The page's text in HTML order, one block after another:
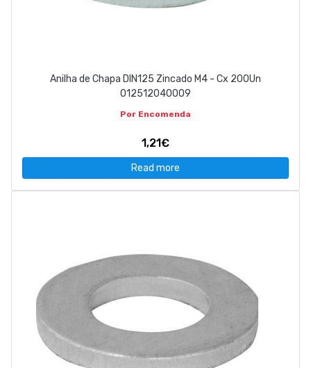
Anilha de Chapa DIN125 Zincado M4 - Cx 200Un
012512040009
Por Encomenda
1,21€
Read more